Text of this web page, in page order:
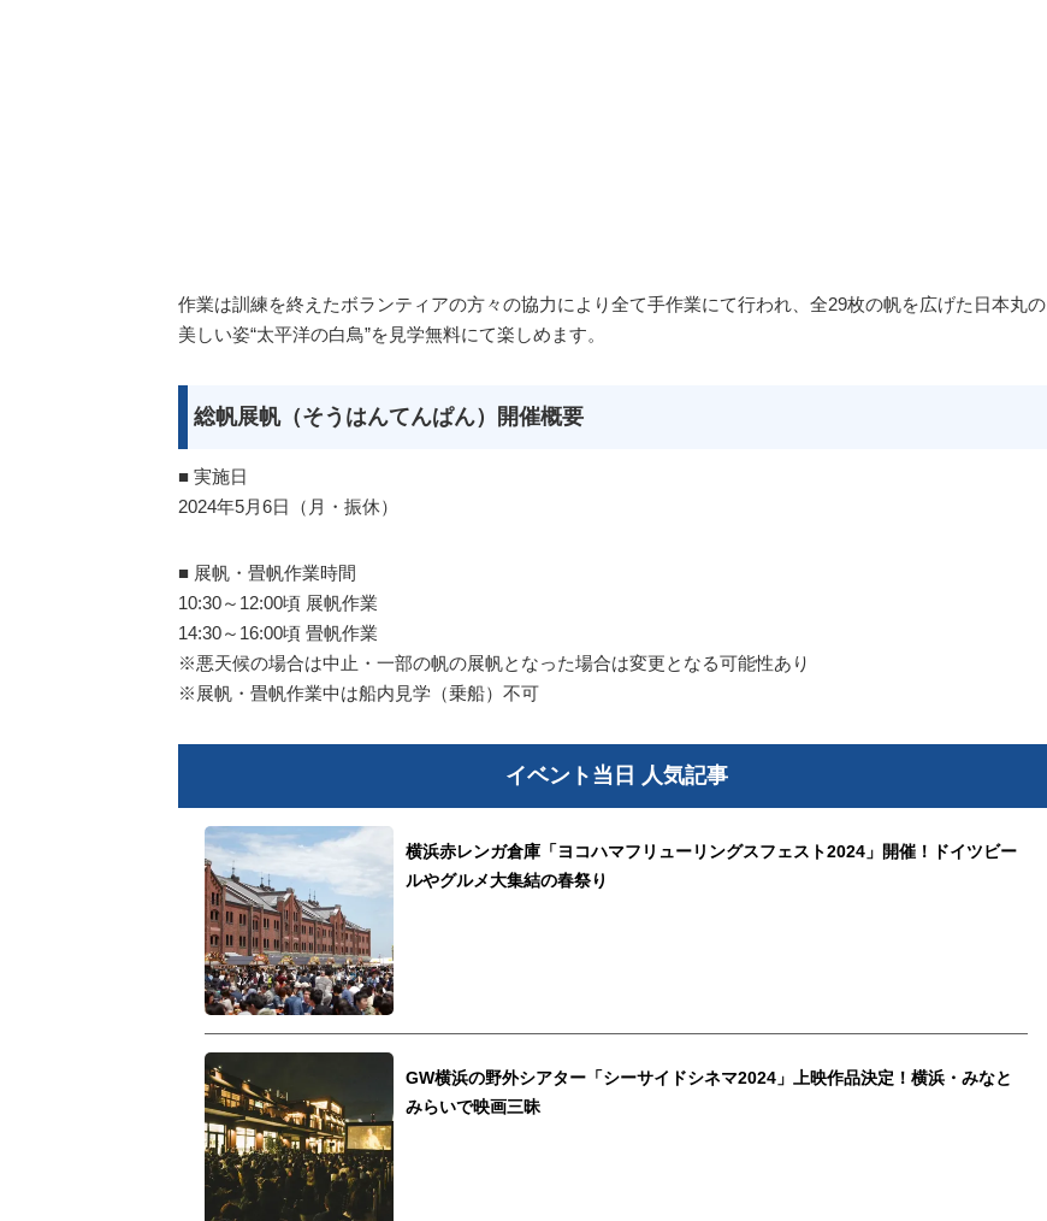
作業は訓練を終えたボランティアの方々の協力により全て手作業にて行われ、全29枚の帆を広げた日本丸の
美しい姿“太平洋の白鳥”を見学無料にて楽しめます。
総帆展帆（そうはんてんぱん）開催概要
■ 実施日
2024年5月6日（月・振休）
■ 展帆・畳帆作業時間
10:30～12:00頃 展帆作業
14:30～16:00頃 畳帆作業
※悪天候の場合は中止・一部の帆の展帆となった場合は変更となる可能性あり
※展帆・畳帆作業中は船内見学（乗船）不可
イベント当日 人気記事
横浜赤レンガ倉庫「ヨコハマフリューリングスフェスト2024」開催！ドイツビー
ルやグルメ大集結の春祭り
GW横浜の野外シアター「シーサイドシネマ2024」上映作品決定！横浜・みなと
みらいで映画三昧